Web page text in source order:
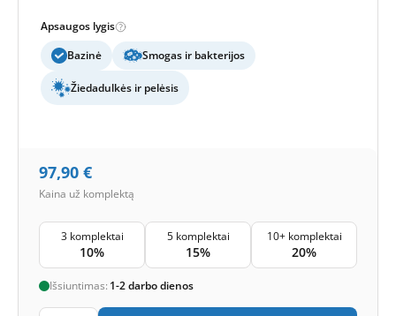
Apsaugos lygis
Bazinė
Smogas ir bakterijos
Žiedadulkės ir pelėsis
97,90 €
Kaina už komplektą
3 komplektai
10%
5 komplektai
15%
10+ komplektai
20%
Išsiuntimas: 1-2 darbo dienos